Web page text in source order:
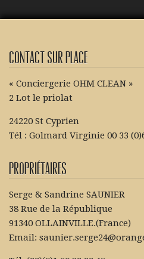
Contact sur place
« Conciergerie OHM CLEAN »
2 Lot le priolat
24220 St Cyprien
Tél : Golmard Virginie 00 33
Propriétaires
Serge & Sandrine SAUNIER
38 Rue de la République
91340 OLLAINVILLE.(France)
Email: